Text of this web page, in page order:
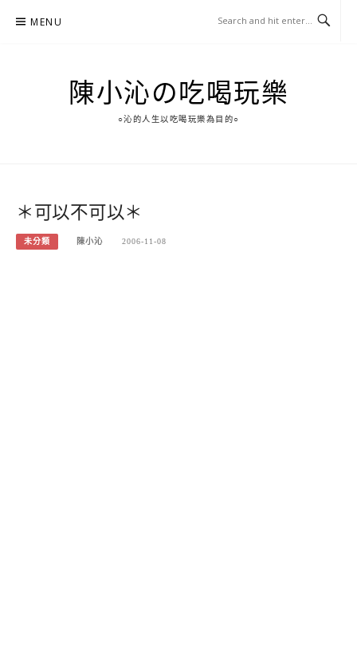
MENU
陳小沁の吃喝玩樂
○沁的人生以吃喝玩樂為目的○
＊可以不可以＊
未分類 陳小沁 2006-11-08